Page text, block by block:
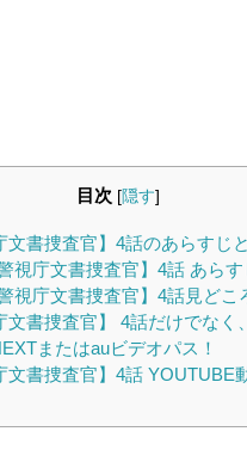
目次 [隠す]
書捜査官】4話のあらすじ
庁文書捜査官】4話 あらす
庁文書捜査官】4話見どこ
書捜査官】 4話だけでなく
またはauビデオパス！
書捜査官】4話 YOUTUBE